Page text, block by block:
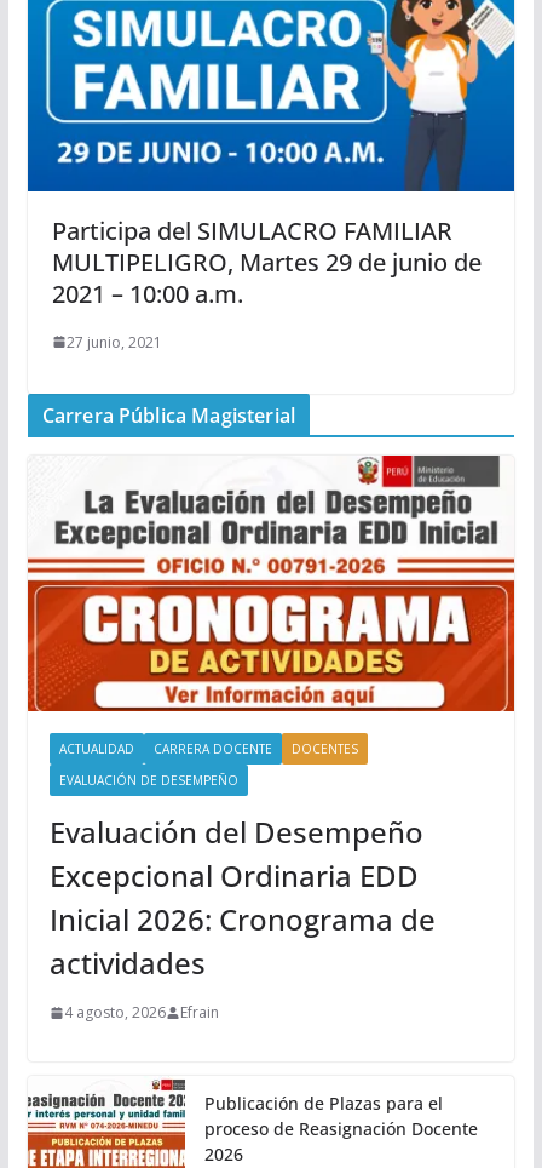
Participa del SIMULACRO FAMILIAR
MULTIPELIGRO, Martes 29 de junio de
2021 – 10:00 a.m.
27 junio, 2021
Carrera Pública Magisterial
ACTUALIDAD CARRERA DOCENTE
DOCENTES
EVALUACIÓN DE DESEMPEÑO
Evaluación del Desempeño
Excepcional Ordinaria EDD
Inicial 2026: Cronograma de
actividades
4 agosto, 2026 Efrain
Publicación de Plazas para el
proceso de Reasignación Docente
2026